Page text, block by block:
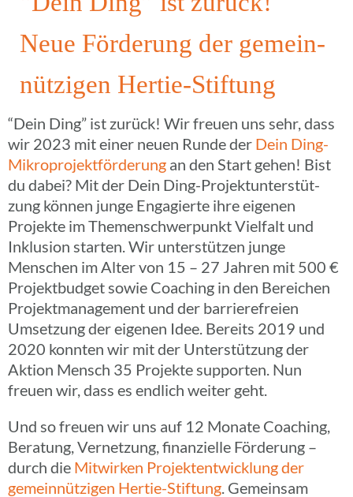
Neue Förde­rung der gemein­
nüt­zi­gen Hertie-Stiftung
“Dein Ding” ist zurück! Wir freuen uns sehr, dass
wir 2023 mit einer neuen Runde der Dein Ding-
Mikro­­pro­­jek­t­­för­­de­rungan den Start gehen! Bist
du dabei? Mit der Dein Ding-Projek­t­un­­ter­­stü­t­­
zung können junge Enga­gierte ihre eigenen
Projekte im Themen­schwer­punkt Viel­falt und
Inklu­sion starten. Wir unter­stüt­zen junge
Menschen im Alter von 15 – 27 Jahren mit 500 €
Projekt­bud­get sowie Coaching in den Berei­chen
Projekt­ma­nage­ment und der barrie­re­freien
Umset­zung der eigenen Idee. Bereits 2019 und
2020 konnten wir mit der Unter­stüt­zung der
Aktion Mensch 35 Projekte supporten. Nun
freuen wir, dass es endlich weiter geht.
Und so freuen wir uns auf 12 Monate Coaching,
Bera­tung, Vernet­zung, finan­zi­elle Förde­rung –
durch dieMitwir­ken Projekt­ent­wick­lung der
gemein­nüt­zi­gen Hertie-Stif­­tung. Gemein­sam